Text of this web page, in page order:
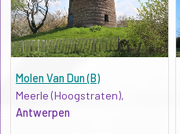
Molen Van Dun (B)
Meerle (Hoogstraten),
Antwerpen